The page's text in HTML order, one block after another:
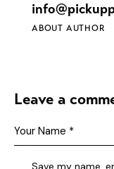
ABOUT AUTHOR
Leave a
Save my name,